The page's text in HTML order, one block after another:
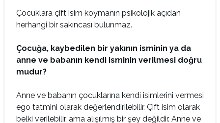
Çocuklara çift isim koymanın psikolojik açıdan
herhangi bir sakıncası bulunmaz.
Çocuğa, kaybedilen bir yakının isminin ya da
anne ve babanın kendi isminin verilmesi doğru
mudur?
Anne ve babanın çocuklarına kendi isimlerini vermesi
ego tatmini olarak değerlendirilebilir. Çift isim olarak
belki verilebilir, ama alışılmış bir şey değildir. Anne ve